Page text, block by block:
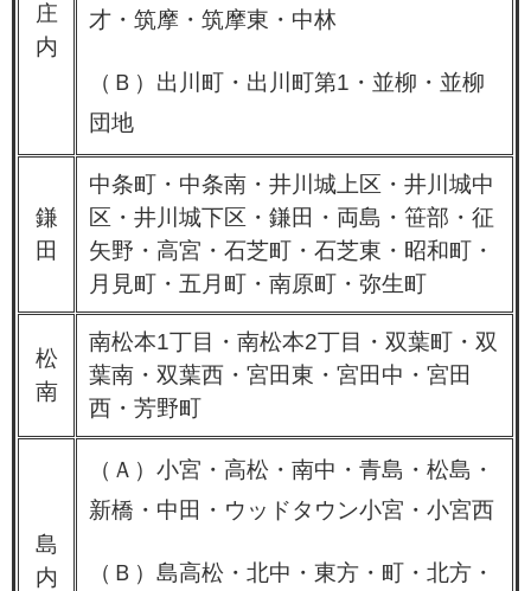
庄
内
才・筑摩・筑摩東・中林​
（Ｂ）出川町・出川町第1・並柳・並柳
団地
鎌
田
中条町・中条南・井川城上区・井川城中
区・井川城下区・鎌田・両島・笹部・征
矢野・高宮・石芝町・石芝東・昭和町・
月見町・五月町・南原町・弥生町
松
南
南松本1丁目・南松本2丁目・双葉町・双
葉南・双葉西・宮田東・宮田中・宮田
西・芳野町
島
内
（Ａ）小宮・高松・南中・青島・松島・
新橋・中田・ウッドタウン小宮・小宮西
（Ｂ）島高松・北中・東方・町・北方・